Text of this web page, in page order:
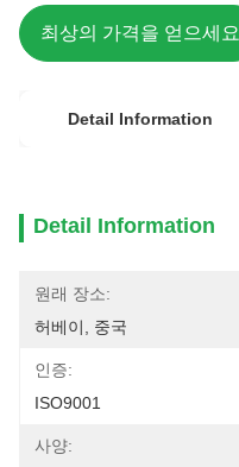
최상의 가격을 얻으세요
Detail Information
Detail Information
원래 장소:
허베이, 중국
인증:
ISO9001
사양: